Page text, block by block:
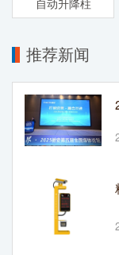
自动升降柱
推荐新闻